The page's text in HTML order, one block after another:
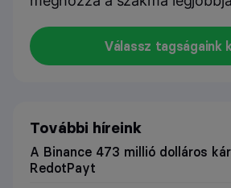
Válassz tagságaink
További híreink
A Binance 473 millió dolláros
RedotPayt